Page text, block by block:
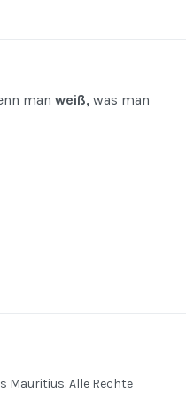
man weiß, was man
Mauritius. Alle Rechte